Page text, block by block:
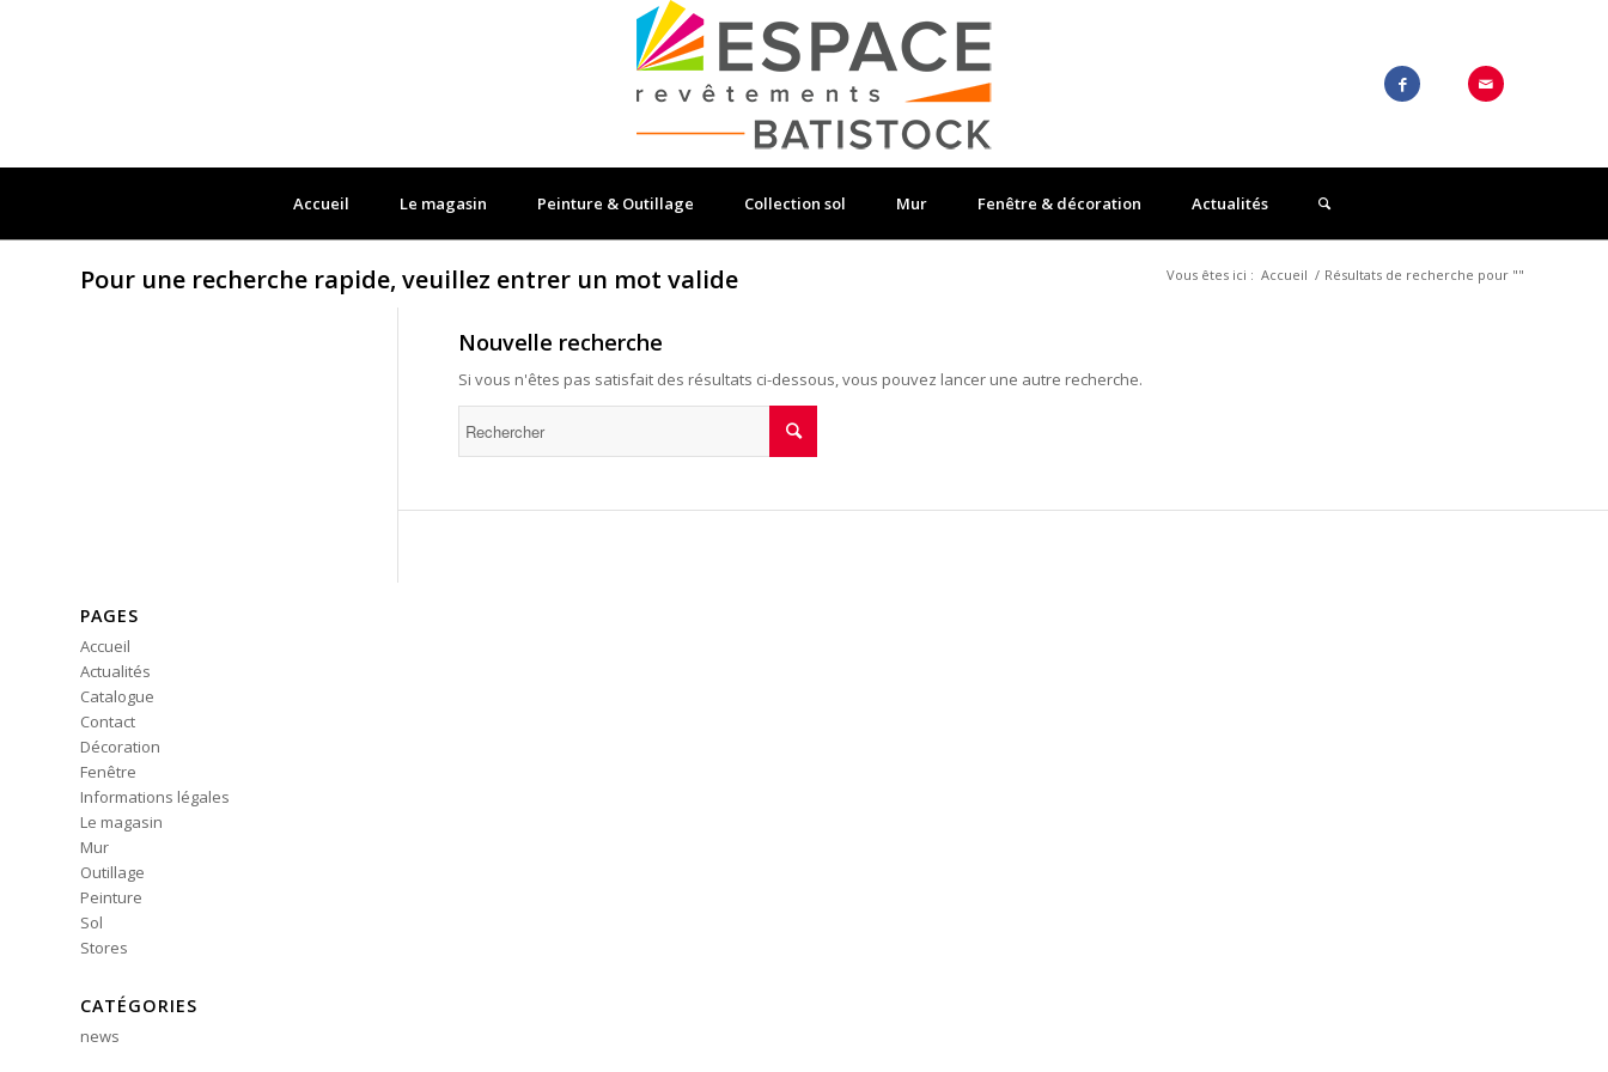
Accueil Le magasin Peinture & Outillage Collection sol Mur Fenêtre & décoration Actualités
Pour une recherche rapide, veuillez entrer un mot valide Vous êtes ici : Accueil / Résultats de recherche pour ""
Nouvelle recherche
Si vous n'êtes pas satisfait des résultats ci-dessous, vous pouvez lancer une autre recherche.
PAGES
Accueil
Actualités
Catalogue
Contact
Décoration
Fenêtre
Informations légales
Le magasin
Mur
Outillage
Peinture
Sol
Stores
CATÉGORIES
news